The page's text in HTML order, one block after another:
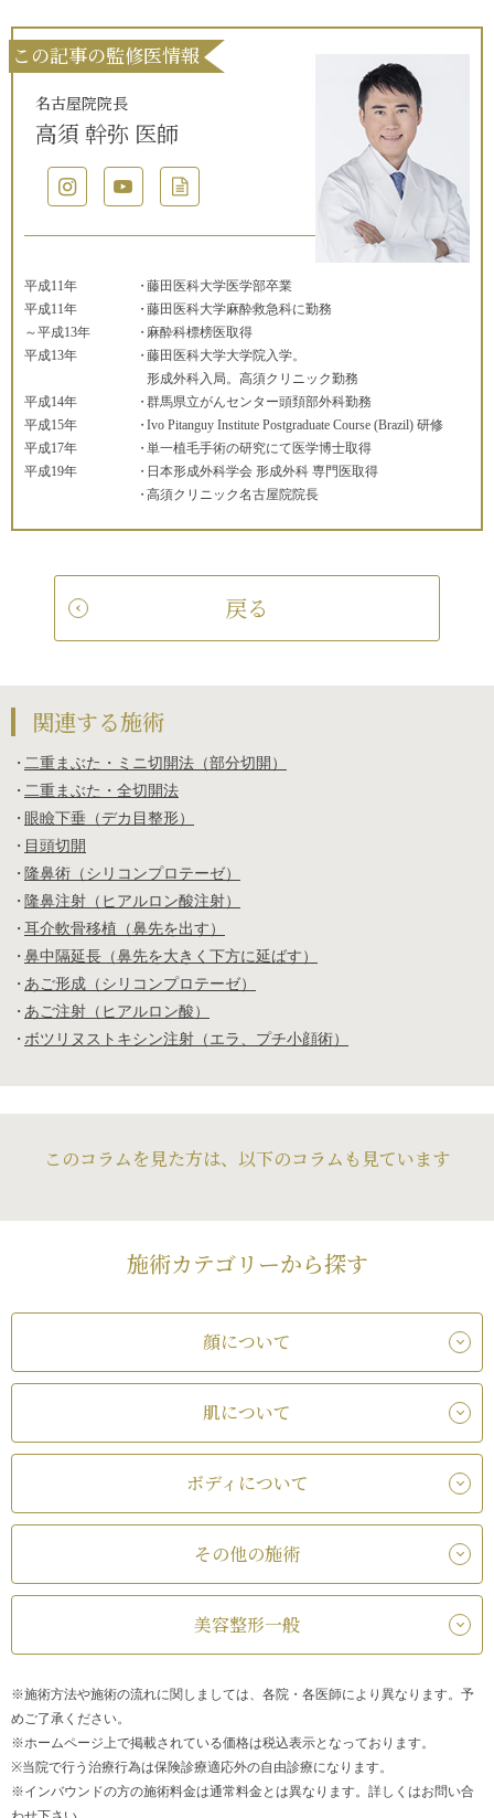
この記事の監修医情報
名古屋院院長
高須 幹弥 医師
平成11年
藤田医科大学医学部卒業
平成11年
～平成13年
藤田医科大学麻酔救急科に勤務
麻酔科標榜医取得
平成13年
藤田医科大学大学院入学。
形成外科入局。高須クリニック勤務
平成14年
群馬県立がんセンター頭頚部外科勤務
平成15年
Ivo Pitanguy Institute Postgraduate Course (Brazil) 研修
平成17年
単一植毛手術の研究にて医学博士取得
平成19年
日本形成外科学会 形成外科 専門医取得
高須クリニック名古屋院院長
戻る
関連する施術
二重まぶた・ミニ切開法（部分切開）
二重まぶた・全切開法
眼瞼下垂（デカ目整形）
目頭切開
隆鼻術（シリコンプロテーゼ）
隆鼻注射（ヒアルロン酸注射）
耳介軟骨移植（鼻先を出す）
鼻中隔延長（鼻先を大きく下方に延ばす）
あご形成（シリコンプロテーゼ）
あご注射（ヒアルロン酸）
ボツリヌストキシン注射（エラ、プチ小顔術）
このコラムを見た方は、以下のコラムも見ています
施術カテゴリーから探す
顔について
肌について
ボディについて
その他の施術
美容整形一般
※施術方法や施術の流れに関しましては、各院・各医師により異なります。予
めご了承ください。
※ホームページ上で掲載されている価格は税込表示となっております。
※当院で行う治療行為は保険診療適応外の自由診療になります。
※インバウンドの方の施術料金は通常料金とは異なります。詳しくはお問い合